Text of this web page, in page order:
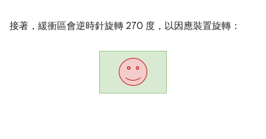
接著，緩衝區會逆時針旋轉 270 度，以因應裝置旋轉：